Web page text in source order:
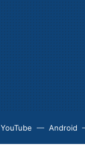
YouTube Android